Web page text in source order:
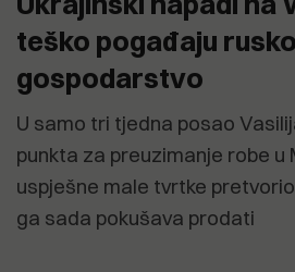
teško pogađaju rusko
gospodarstvo
U samo tri tjedna posao
punkta za preuzimanje robe u
uspješne male tvrtke
ga sada pokušava prodati